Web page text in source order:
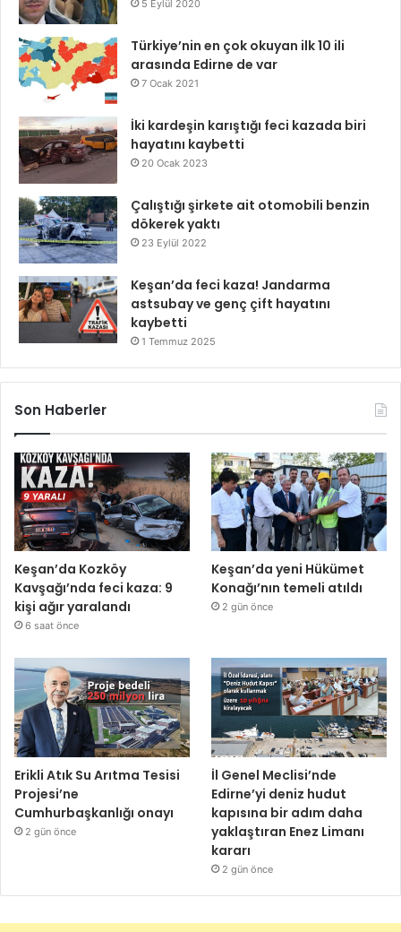
5 Eylül 2020
Türkiye’nin en çok okuyan ilk 10 ili
arasında Edirne de var
7 Ocak 2021
İki kardeşin karıştığı feci kazada biri
hayatını kaybetti
20 Ocak 2023
Çalıştığı şirkete ait otomobili benzin
dökerek yaktı
23 Eylül 2022
Keşan’da feci kaza! Jandarma
astsubay ve genç çift hayatını
kaybetti
1 Temmuz 2025
Son Haberler
Keşan’da Kozköy
Kavşağı’nda feci kaza: 9
kişi ağır yaralandı
6 saat önce
Keşan’da yeni Hükümet
Konağı’nın temeli atıldı
2 gün önce
Erikli Atık Su Arıtma Tesisi
Projesi’ne
Cumhurbaşkanlığı onayı
2 gün önce
İl Genel Meclisi’nde
Edirne’yi deniz hudut
kapısına bir adım daha
yaklaştıran Enez Limanı
kararı
2 gün önce